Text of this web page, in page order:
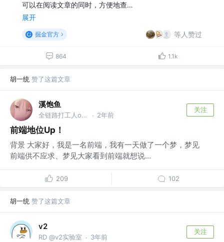
可以在阅读文章的同时，方便地查…
展开
掘金官方 等人赞过
864 1.1k
胡一统 赞了这篇文章
溪饱鱼
全链路打工人or创业者 @无业游民 · 2年前
关注
前端地位Up！
背景 大家好，我是一名前端，我有一天做了一个梦，梦见
前端供不应求、梦见大家看到前端就想说...
209 102
胡一统 赞了这篇文章
v2
RD @v2实验室 · 3年前
关注